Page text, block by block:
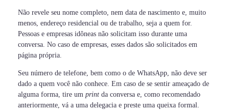
Não revele seu nome completo, nem data de nascimento e, muito
menos, endereço residencial ou de trabalho, seja a quem for.
Pessoas e empresas idôneas não solicitam isso durante uma
conversa. No caso de empresas, esses dados são solicitados em
página própria.
Seu número de telefone, bem como o de WhatsApp, não deve ser
dado a quem você não conhece. Em caso de se sentir ameaçado de
alguma forma, tire um print da conversa e, como recomendado
anteriormente, vá a uma delegacia e preste uma queixa formal.